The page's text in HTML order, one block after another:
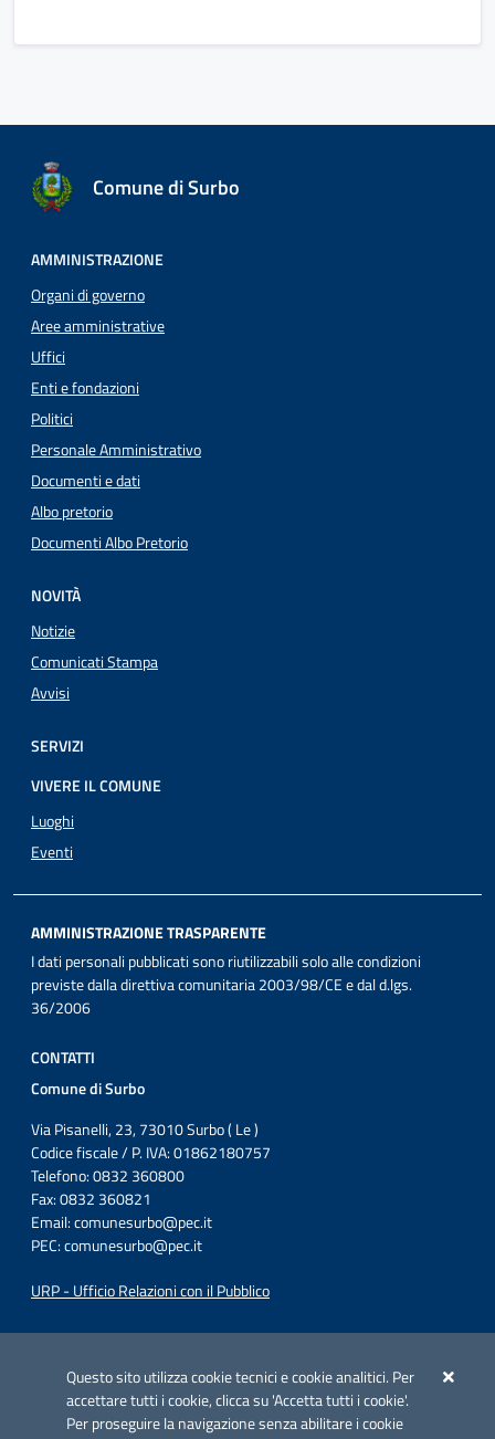
Questo sito utilizza cookie tecnici e cookie analitici. Per
accettare tutti i cookie, clicca su 'Accetta tutti i cookie'.
Per proseguire la navigazione senza abilitare i cookie
Comune di Surbo
AMMINISTRAZIONE
Organi di governo
Aree amministrative
Uffici
Enti e fondazioni
Politici
Personale Amministrativo
Documenti e dati
Albo pretorio
Documenti Albo Pretorio
NOVITÀ
Notizie
Comunicati Stampa
Avvisi
SERVIZI
VIVERE IL COMUNE
Luoghi
Eventi
AMMINISTRAZIONE TRASPARENTE
I dati personali pubblicati sono riutilizzabili solo alle condizioni
previste dalla direttiva comunitaria 2003/98/CE e dal d.lgs.
36/2006
CONTATTI
Comune di Surbo
Via Pisanelli, 23, 73010 Surbo ( Le )
Codice fiscale / P. IVA: 01862180757
Telefono: 0832 360800
Fax: 0832 360821
Email:comunesurbo@pec.it
PEC:comunesurbo@pec.it
URP - Ufficio Relazioni con il Pubblico
Azione 2.3.